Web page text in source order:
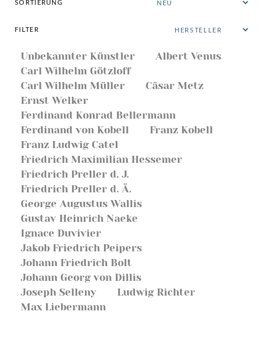
FILTER
Unbekannter Künstler
Albert Venus
Carl Wilhelm Götzloff
Carl Wilhelm Müller
Cäsar Metz
Ernst Welker
Ferdinand Konrad Bellermann
Ferdinand von Kobell
Franz Kobell
Franz Ludwig Catel
Friedrich Maximilian Hessemer
Friedrich Preller d. J.
Friedrich Preller d. Ä.
George Augustus Wallis
Gustav Heinrich Naeke
Ignace Duvivier
Jakob Friedrich Peipers
Johann Friedrich Bolt
Johann Georg von Dillis
Joseph Selleny
Ludwig Richter
Max Liebermann
SORTIERUNG